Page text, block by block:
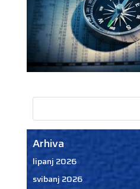
Arhiva
lipanj 2026
svibanj 2026